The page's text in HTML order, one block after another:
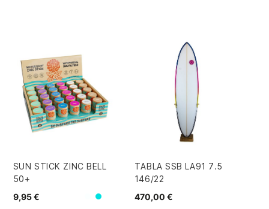
SUN STICK ZINC BELL
50+
9,95 €
Blanco
Turquesa
TABLA SSB LA91 7.5
146/22
470,00 €